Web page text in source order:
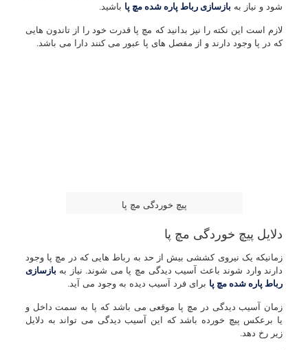
شود و نیاز به بازسازی رباط پاره شده مچ پا باشید.
لازم است این نکته را نیز بدانید که مچ پا قدرت خود را از تاندون هایی
که در پا وجود دارند و از مفصل های پا عبور می کنند دارا می باشد.
پیچ خوردگی مچ پا
دلایل پیچ خوردگی مچ پا
زمانیکه یک نیروی کششی بیش از حد به رباط هایی که در مچ پا وجود
دارند وارد شوند باعث آسیب دیدگی مچ پا می شوند. نیاز به بازسازی
رباط پاره شده مچ پا برای فرد آسیب دیده به وجود می آید.
زمان آسیب دیدگی در مچ پا موقعی می باشد که پا به سمت داخل و
یا برعکس پیچ خورده باشد که این آسیب دیدگی می تواند به دلایل
زیر رخ دهد.